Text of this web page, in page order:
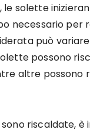
le solette
necessario per
può
possono
altre possono
riscaldate,